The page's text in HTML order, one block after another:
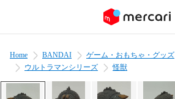
Home BANDAI ゲーム・おもちゃ・グッズ
ウルトラマンシリーズ
怪獣